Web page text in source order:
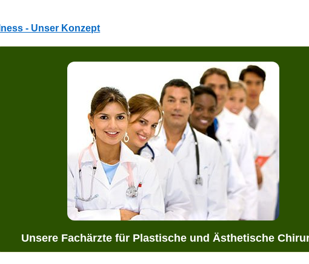
- Unser Konzept
Unsere Fachärzte für Plastische und Ästhetische